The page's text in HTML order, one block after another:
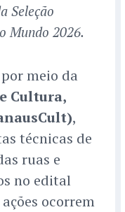
Seleção
Mundo 2026.
meio da
Cultura,
,
técnicas de
ruas e
no edital
ações ocorrem